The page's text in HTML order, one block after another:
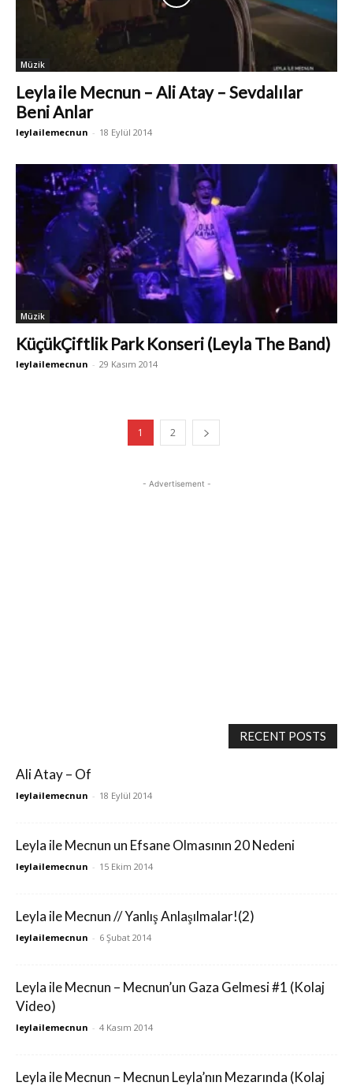
Müzik
Leyla ile Mecnun – Ali Atay – Sevdalılar
Beni Anlar
leylailemecnun - 18 Eylül 2014
Müzik
KüçükÇiftlik Park Konseri (Leyla The Band)
leylailemecnun - 29 Kasım 2014
1 2
- Advertisement -
RECENT POSTS
Ali Atay – Of
leylailemecnun - 18 Eylül 2014
Leyla ile Mecnun un Efsane Olmasının 20 Nedeni
leylailemecnun - 15 Ekim 2014
Leyla ile Mecnun // Yanlış Anlaşılmalar!(2)
leylailemecnun - 6 Şubat 2014
Leyla ile Mecnun – Mecnun’un Gaza Gelmesi #1 (Kolaj
Video)
leylailemecnun - 4 Kasım 2014
Leyla ile Mecnun – Mecnun Leyla’nın Mezarında (Kolaj